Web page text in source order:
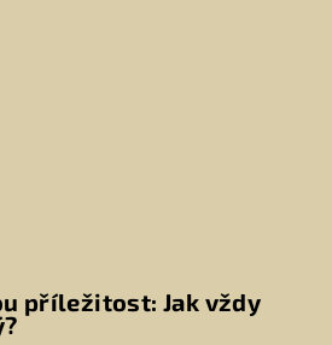
příležitost: Jak vždy